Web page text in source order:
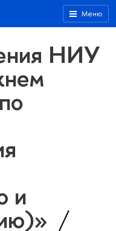
Меню
НИУ
и